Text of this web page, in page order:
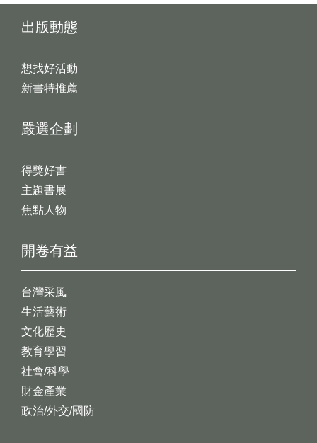
出版動態
想找好活動
新書特推薦
開卷有益
台灣采風
生活藝術
文化歷史
教育學習
社會/科學
財金產業
政治/外交/國防
嚴選企劃
得獎好書
主題書展
焦點人物